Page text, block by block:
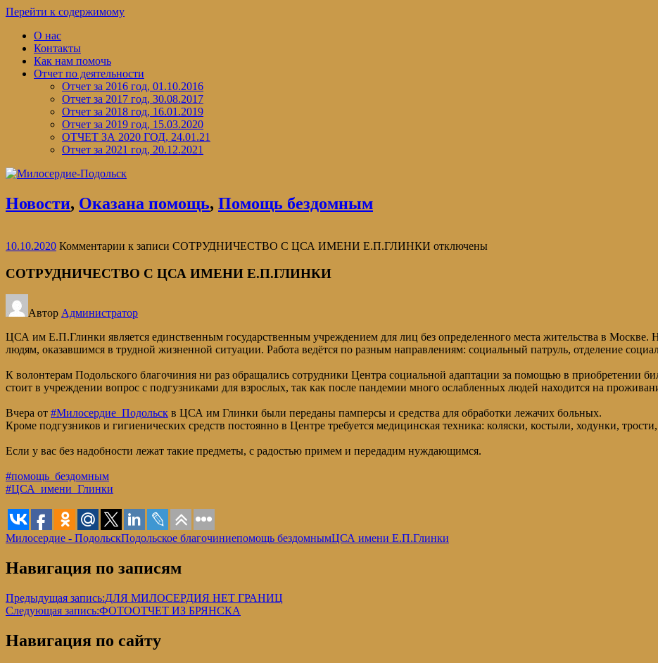
Перейти к содержимому
О нас
Контакты
Как нам помочь
Отчет по деятельности
Отчет за 2016 год, 01.10.2016
Отчет за 2017 год, 30.08.2017
Отчет за 2018 год, 16.01.2019
Отчет за 2019 год, 15.03.2020
ОТЧЕТ ЗА 2020 ГОД, 24.01.21
Отчет за 2021 год, 20.12.2021
Новости, Оказана помощь, Помощь бездомным
10.10.2020 Комментарии к записи СОТРУДНИЧЕСТВО С ЦСА ИМЕНИ Е.П.ГЛИНКИ отключены
СОТРУДНИЧЕСТВО С ЦСА ИМЕНИ Е.П.ГЛИНКИ
Автор Администратор
ЦСА им Е.П.Глинки является единственным государственным учреждением для лиц без определенного места жительства в Москве.
людям, оказавшимся в трудной жизненной ситуации. Работа ведётся по разным направлениям: социальный патруль, отделение
К волонтерам Подольского благочиния ни раз обращались сотрудники Центра социальной адаптации за помощью в приобретении
стоит в учреждении вопрос с подгузниками для взрослых, так как после пандемии много ослабленных людей находится на
Вчера от #Милосердие_Подольск в ЦСА им Глинки были переданы памперсы и средства для обработки лежачих больных.
Кроме подгузников и гигиенических средств постоянно в Центре требуется медицинская техника: коляски, костыли, ходунки,
Если у вас без надобности лежат такие предметы, с радостью примем и передадим нуждающимся.
#помощь_бездомным
#ЦСА_имени_Глинки
Милосердие - ПодольскПодольское благочиниепомощь бездомнымЦСА имени Е.П.Глинки
Навигация по записям
Предыдущая запись:ДЛЯ МИЛОСЕРДИЯ НЕТ ГРАНИЦ
Следующая запись:ФОТООТЧЕТ ИЗ БРЯНСКА
Навигация по сайту